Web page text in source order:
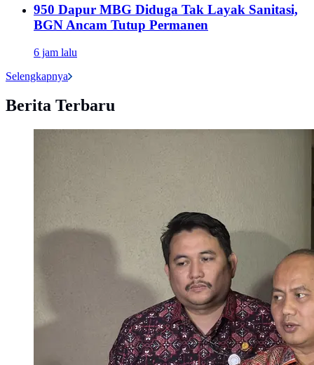
950 Dapur MBG Diduga Tak Layak Sanitasi,
BGN Ancam Tutup Permanen
6 jam lalu
Selengkapnya
Berita Terbaru